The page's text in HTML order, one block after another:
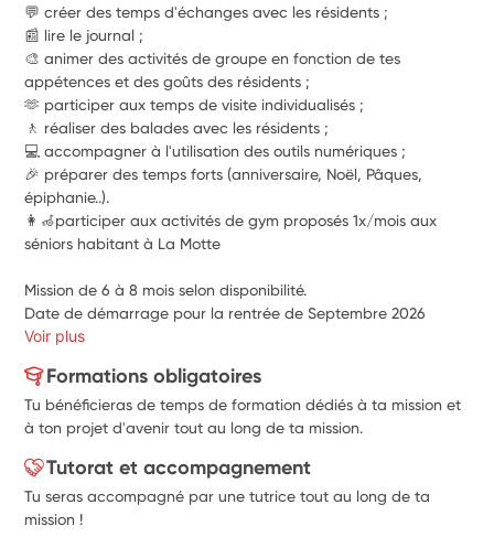
💬 créer des temps d'échanges avec les résidents ;
📰 lire le journal ;
🎨 animer des activités de groupe en fonction de tes
🫶 participer aux temps de visite individualisés ;
🚶 réaliser des balades avec les résidents ;
💻 accompagner à l'utilisation des outils numériques ;
🎉 préparer des temps forts (anniversaire, Noël, Pâques,
épiphanie..).
👩‍🦽participer aux activités de gym proposés 1x/mois aux
séniors habitant à La Motte
Date de démarrage pour la rentrée de Septembre 2026
Voir plus
Formations obligatoires
Tu bénéficieras de temps de formation dédiés à ta mission et
à ton projet d'avenir tout au long de ta mission.
Tutorat et accompagnement
Tu seras accompagné par une tutrice tout au long de ta
mission !